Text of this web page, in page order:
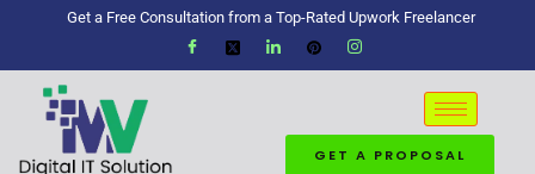
Get a Free Consultation from a Top-Rated Upwork Freelancer
GET A PROPOSAL